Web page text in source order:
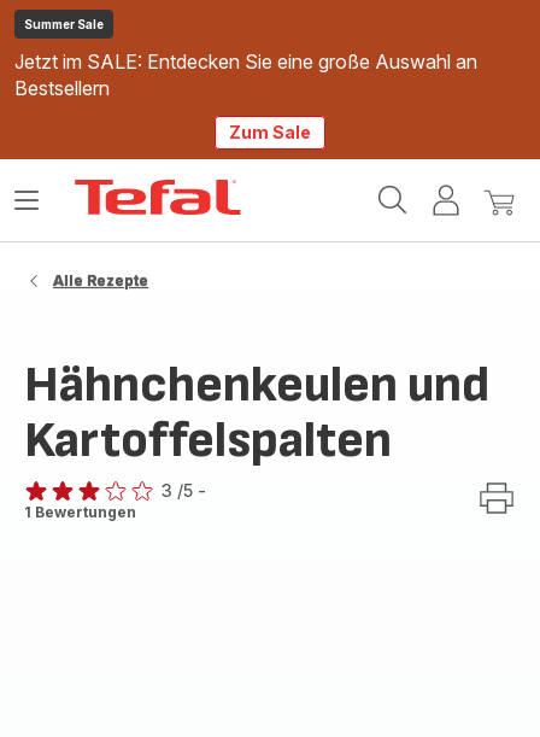
Summer Sale
Jetzt im SALE: Entdecken Sie eine große Auswahl an
Bestsellern
Zum Sale
Mein
Mein
Das
Alle Rezepte
Hähnchenkeulen und
Kartoffelspalten
Bewertung
3 /5 -
1 Bewertungen